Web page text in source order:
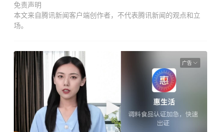
免责声明
本文来自腾讯新闻客户端创作者，不代表腾讯新闻的观点和立
场。
广告